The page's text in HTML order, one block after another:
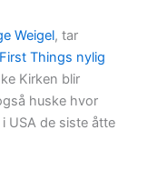
Weigel, tar
Things nylig
Kirken blir
huske hvor
USA de siste åtte